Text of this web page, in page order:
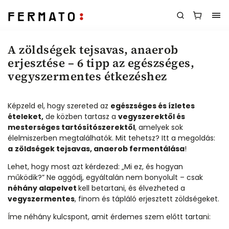
A zöldségek tejsavas, anaerob
erjesztése – 6 tipp az egészséges,
vegyszermentes étkezéshez
Képzeld el, hogy szereted az egészséges és ízletes
ételeket, de közben tartasz a vegyszerektől és
mesterséges tartósítószerektől, amelyek sok
élelmiszerben megtalálhatók. Mit tehetsz? Itt a megoldás:
a zöldségek tejsavas, anaerob fermentálása!
Lehet, hogy most azt kérdezed: „Mi ez, és hogyan
működik?” Ne aggódj, egyáltalán nem bonyolult – csak
néhány alapelvet kell betartani, és élvezheted a
vegyszermentes, finom és tápláló erjesztett zöldségeket.
Íme néhány kulcspont, amit érdemes szem előtt tartani: